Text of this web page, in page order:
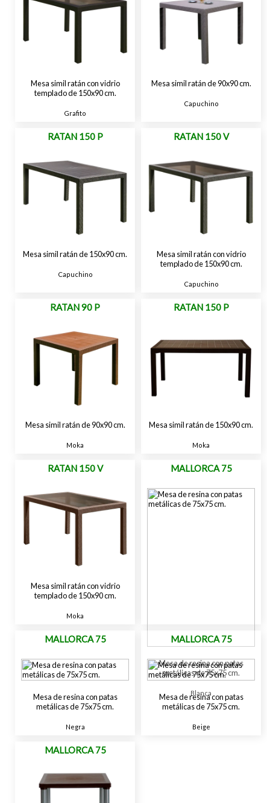
Mesa simil ratán con vidrio
templado de 150x90 cm.
Grafito
Mesa simil ratán de 90x90 cm.
Capuchino
RATAN 150 P
Mesa simil ratán de 150x90 cm.
Capuchino
RATAN 150 V
Mesa simil ratán con vidrio
templado de 150x90 cm.
Capuchino
RATAN 90 P
Mesa simil ratán de 90x90 cm.
Moka
RATAN 150 P
Mesa simil ratán de 150x90 cm.
Moka
RATAN 150 V
Mesa simil ratán con vidrio
templado de 150x90 cm.
Moka
MALLORCA 75
Mesa de resina con patas
metálicas de 75x75 cm.
Blanca
MALLORCA 75
Mesa de resina con patas
metálicas de 75x75 cm.
Negra
MALLORCA 75
Mesa de resina con patas
metálicas de 75x75 cm.
Beige
MALLORCA 75